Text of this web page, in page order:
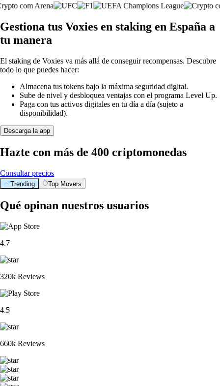
Gestiona tus Voxies en staking en España a
tu manera
El staking de Voxies va más allá de conseguir recompensas. Descubre
todo lo que puedes hacer:
Almacena tus tokens bajo la máxima seguridad digital.
Sube de nivel y desbloquea ventajas con el programa Level Up.
Paga con tus activos digitales en tu día a día (sujeto a
disponibilidad).
Descarga la app
Hazte con más de 400 criptomonedas
Consultar precios
Trending Top Movers
Qué opinan nuestros usuarios
4.7
320k Reviews
4.5
660k Reviews